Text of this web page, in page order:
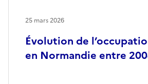
Évolution de
en Normandie entre
25 mars 2026